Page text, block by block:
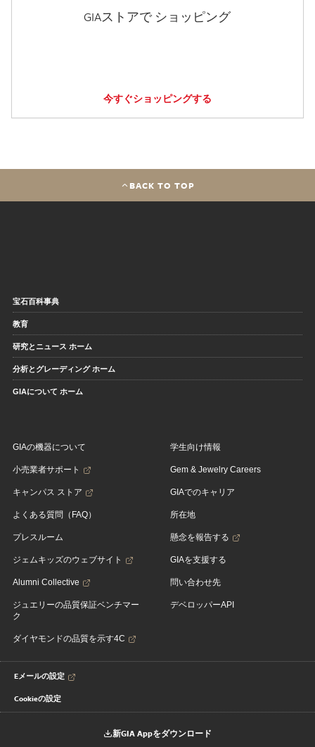
GIAストアで ショッピング
今すぐショッピングする
BACK TO TOP
宝石百科事典
教育
研究とニュース ホーム
分析とグレーディング ホーム
GIAについて ホーム
GIAの機器について
小売業者サポート
キャンパス ストア
よくある質問（FAQ）
プレスルーム
ジェムキッズのウェブサイト
Alumni Collective
ジュエリーの品質保証ベンチマー
ク
ダイヤモンドの品質を示す4C
学生向け情報
Gem & Jewelry Careers
GIAでのキャリア
所在地
懸念を報告する
GIAを支援する
問い合わせ先
デベロッパーAPI
Eメールの設定
Cookieの設定
新GIA Appをダウンロード